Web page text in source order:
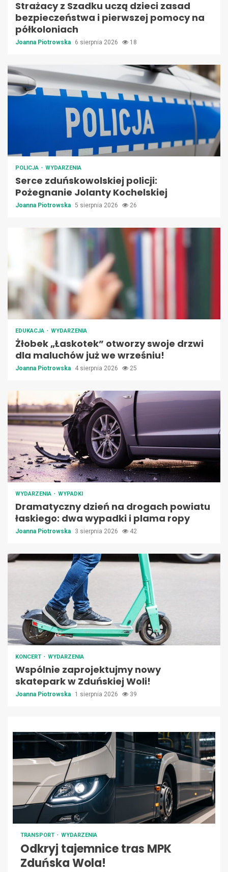
Strażacy z Szadku uczą dzieci zasad
bezpieczeństwa i pierwszej pomocy na
półkoloniach
Joanna Piotrowska 6 sierpnia 2026 18
POLICJA WYDARZENIA
Serce zduńskowolskiej policji:
Pożegnanie Jolanty Kochelskiej
Joanna Piotrowska 5 sierpnia 2026 26
EDUKACJA WYDARZENIA
Żłobek „Łaskotek” otworzy swoje drzwi
dla maluchów już we wrześniu!
Joanna Piotrowska 4 sierpnia 2026 25
WYDARZENIA WYPADKI
Dramatyczny dzień na drogach powiatu
łaskiego: dwa wypadki i plama ropy
Joanna Piotrowska 3 sierpnia 2026 42
KONCERT WYDARZENIA
Wspólnie zaprojektujmy nowy
skatepark w Zduńskiej Woli!
Joanna Piotrowska 1 sierpnia 2026 39
TRANSPORT WYDARZENIA
Odkryj tajemnice tras MPK
Zduńska Wola!